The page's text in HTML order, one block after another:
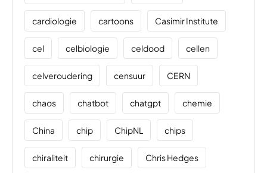
cardiologie cartoons Casimir Institute
cel celbiologie celdood cellen
celveroudering censuur CERN
chaos chatbot chatgpt chemie
China chip ChipNL chips
chiraliteit chirurgie Chris Hedges